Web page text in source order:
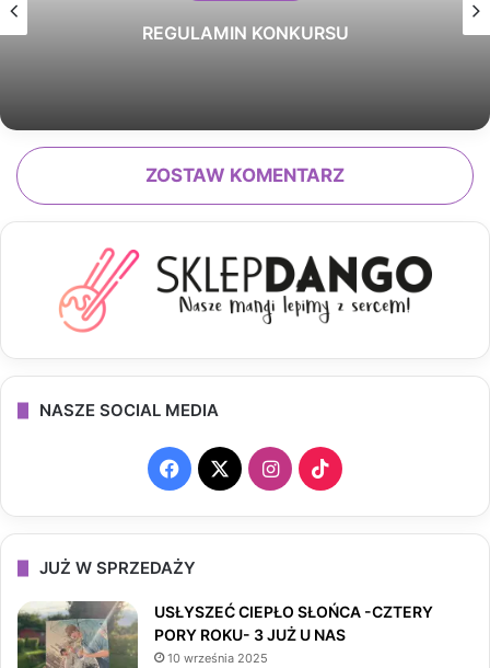
REGULAMIN KONKURSU
ZOSTAW KOMENTARZ
NASZE SOCIAL MEDIA
F
a
c
e
b
X
I
n
a
T
i
T
o
JUŻ W SPRZEDAŻY
USŁYSZEĆ CIEPŁO SŁOŃCA -CZTERY
PORY ROKU- 3 JUŻ U NAS
10 września 2025